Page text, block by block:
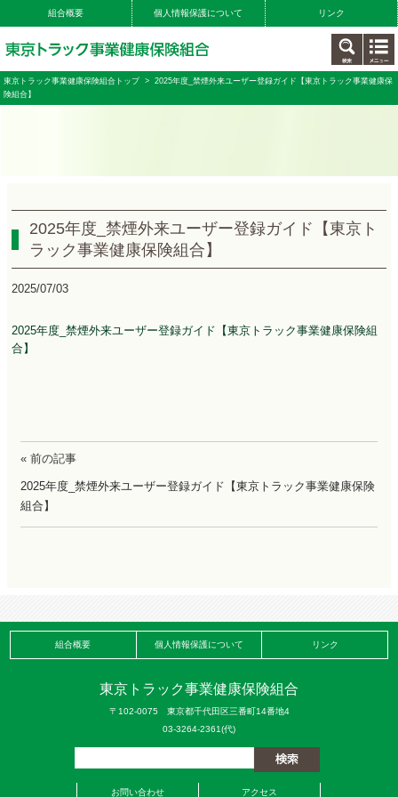
組合概要 個人情報保護について リンク
東京トラック事業健康保険組合トップ> 2025年度_禁煙外来ユーザー登録ガイド【東京トラック事業健康保
険組合】
2025年度_禁煙外来ユーザー登録ガイド【東京ト
ラック事業健康保険組合】
2025/07/03
2025年度_禁煙外来ユーザー登録ガイド【東京トラック事業健康保険組
合】
« 前の記事
2025年度_禁煙外来ユーザー登録ガイド【東京トラック事業健康保険
組合】
組合概要 個人情報保護について リンク
東京トラック事業健康保険組合
〒102-0075 東京都千代田区三番町14番地4
03-3264-2361(代)
お問い合わせ アクセス